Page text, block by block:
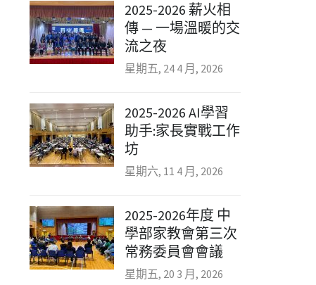
2025-2026 薪火相
傳 — 一場溫暖的交
流之夜
星期五, 24 4 月, 2026
2025-2026 AI學習
助手:家長實戰工作
坊
星期六, 11 4 月, 2026
2025-2026年度 中
學部家教會第三次
常務委員會會議
星期五, 20 3 月, 2026